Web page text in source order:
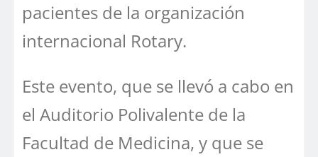
pacientes de la organización
internacional Rotary.
Este evento, que se llevó a cabo en
el Auditorio Polivalente de la
Facultad de Medicina, y que se